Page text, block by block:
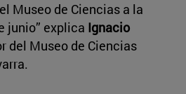
Museo de Ciencias a la
junio” explica Ignacio
del Museo de Ciencias